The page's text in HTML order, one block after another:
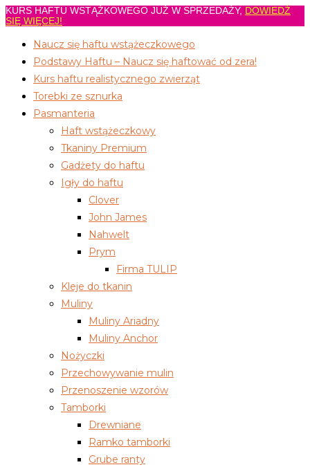
Koniec
treści
KURS HAFTU WSTĄŻKOWEGO JUŻ W SPRZEDAŻY, DOWIEDŹ
SIĘ WIĘCEJ!
Naucz się haftu wstążeczkowego
Podstawy Haftu – Naucz się haftować od zera!
Kurs haftu realistycznego zwierząt
Torebki ze sznurka
Pasmanteria
Haft wstążeczkowy
Tkaniny Premium
Gadżety do haftu
Igły do haftu
Clover
John James
Nahwelt
Prym
Firma TULIP
Kleje do tkanin
Muliny
Muliny Ariadny
Muliny Anchor
Nożyczki
Przechowywanie mulin
Przenoszenie wzorów
Tamborki
Drewniane
Ramko tamborki
Grube ranty